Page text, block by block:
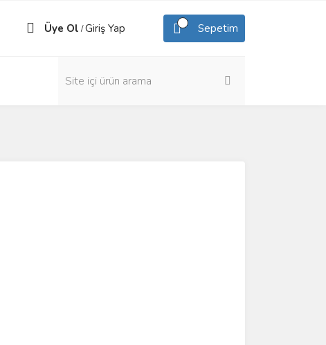
Üye Ol /Giriş Yap Sepetim